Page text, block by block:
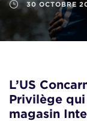
30 OCTOBRE
L’US
Privilège
magasin